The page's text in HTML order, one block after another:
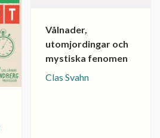
Vålnader,
utomjordingar och
mystiska fenomen
Clas Svahn